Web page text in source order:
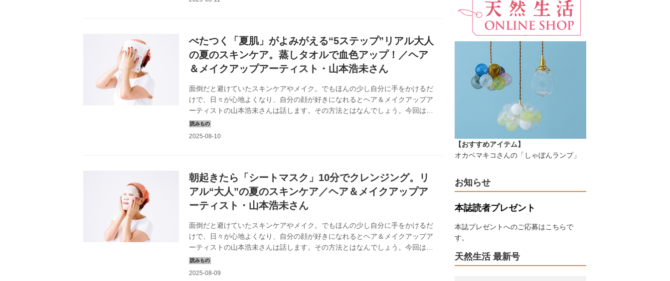
べたつく「夏肌」がよみがえる“5ステップ”リアル大人
の夏のスキンケア。蒸しタオルで血色アップ！／ヘア
＆メイクアップアーティスト・山本浩未さん
面倒だと避けていたスキンケアやメイク。でもほんの少し自分に手をかけるだ
けで、日々が心地よくなり、自分の顔が好きになれるとヘア＆メイクアップア
ーティストの山本浩未さんは話します。その方法とはなんでしょう。今回は、
夏肌にうれしい“温冷ケア”の取り入れ方を教わりました。（『天然生活』2024
年8月号掲載）
朝起きたら「シートマスク」10分でクレンジング。リ
アル“大人”の夏のスキンケア／ヘア＆メイクアップア
ーティスト・山本浩未さん
面倒だと避けていたスキンケアやメイク。でもほんの少し自分に手をかけるだ
けで、日々が心地よくなり、自分の顔が好きになれるとヘア＆メイクアップア
ーティストの山本浩未さんは話します。その方法とはなんでしょう。今回は、
朝のスキンケアについて教えていただきました。（『天然生活』2024年8月号
掲載）
【おすすめアイテム】
オカベマキコさんの「しゃぼんランプ」
お知らせ
本誌読者プレゼント
本誌プレゼントへのご応募はこちらで
す。
天然生活 最新号